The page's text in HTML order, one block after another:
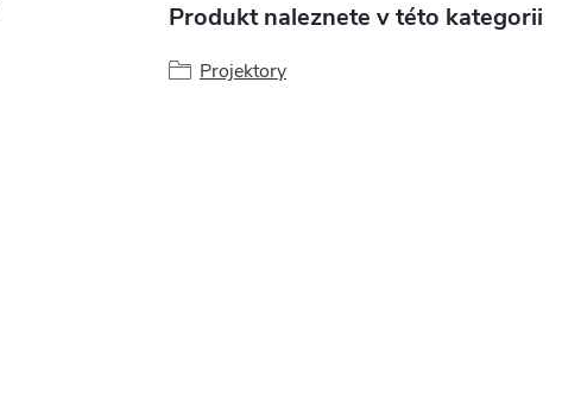
Produkt naleznete v této kategorii
Projektory